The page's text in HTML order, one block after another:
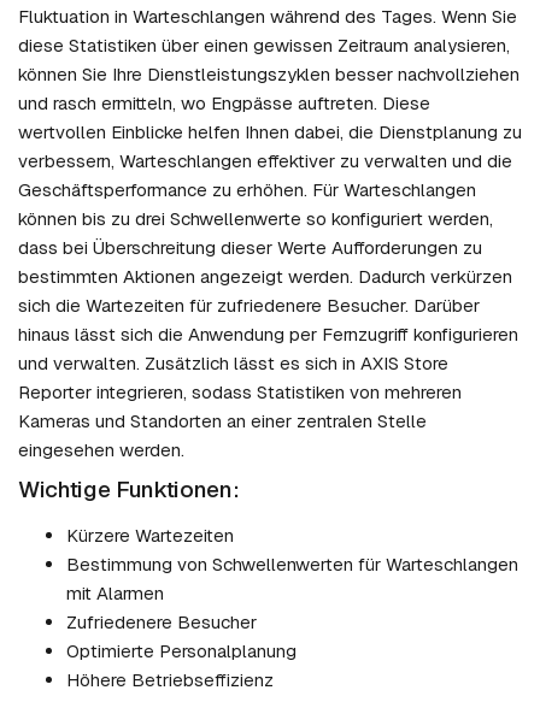
Fluktuation in Warteschlangen während des Tages. Wenn Sie
diese Statistiken über einen gewissen Zeitraum analysieren,
können Sie Ihre Dienstleistungszyklen besser nachvollziehen
und rasch ermitteln, wo Engpässe auftreten. Diese
wertvollen Einblicke helfen Ihnen dabei, die Dienstplanung zu
verbessern, Warteschlangen effektiver zu verwalten und die
Geschäftsperformance zu erhöhen. Für Warteschlangen
können bis zu drei Schwellenwerte so konfiguriert werden,
dass bei Überschreitung dieser Werte Aufforderungen zu
bestimmten Aktionen angezeigt werden. Dadurch verkürzen
sich die Wartezeiten für zufriedenere Besucher. Darüber
hinaus lässt sich die Anwendung per Fernzugriff konfigurieren
und verwalten. Zusätzlich lässt es sich in AXIS Store
Reporter integrieren, sodass Statistiken von mehreren
Kameras und Standorten an einer zentralen Stelle
eingesehen werden.
Wichtige Funktionen:
Kürzere Wartezeiten
Bestimmung von Schwellenwerten für Warteschlangen
mit Alarmen
Zufriedenere Besucher
Optimierte Personalplanung
Höhere Betriebseffizienz